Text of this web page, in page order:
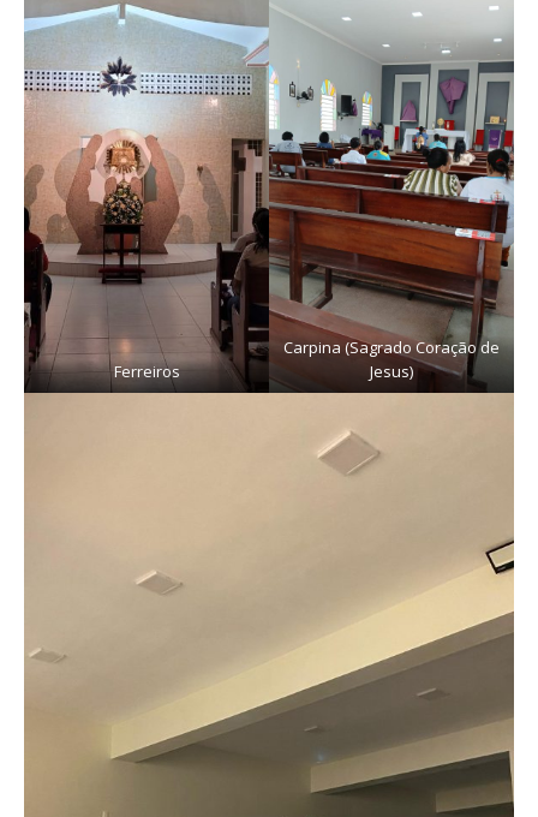
Ferreiros
Carpina (Sagrado Coração de
Jesus)